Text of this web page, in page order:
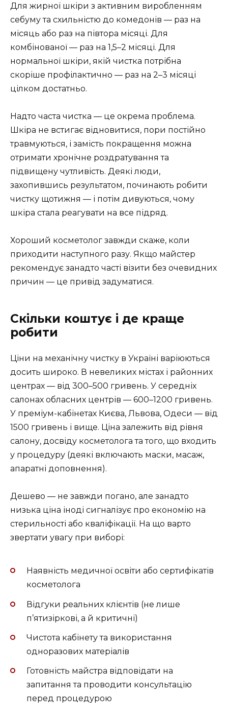
Для жирної шкіри з активним виробленням
себуму та схильністю до комедонів — раз на
місяць або раз на півтора місяці. Для
комбінованої — раз на 1,5–2 місяці. Для
нормальної шкіри, якій чистка потрібна
скоріше профілактично — раз на 2–3 місяці
цілком достатньо.
Надто часта чистка — це окрема проблема.
Шкіра не встигає відновитися, пори постійно
травмуються, і замість покращення можна
отримати хронічне роздратування та
підвищену чутливість. Деякі люди,
захопившись результатом, починають робити
чистку щотижня — і потім дивуються, чому
шкіра стала реагувати на все підряд.
Хороший косметолог завжди скаже, коли
приходити наступного разу. Якщо майстер
рекомендує занадто часті візити без очевидних
причин — це привід задуматися.
Скільки коштує і де краще
робити
Ціни на механічну чистку в Україні варіюються
досить широко. В невеликих містах і районних
центрах — від 300–500 гривень. У середніх
салонах обласних центрів — 600–1200 гривень.
У преміум-кабінетах Києва, Львова, Одеси — від
1500 гривень і вище. Ціна залежить від рівня
салону, досвіду косметолога та того, що входить
у процедуру (деякі включають маски, масаж,
апаратні доповнення).
Дешево — не завжди погано, але занадто
низька ціна іноді сигналізує про економію на
стерильності або кваліфікації. На що варто
звертати увагу при виборі:
Наявність медичної освіти або сертифікатів
косметолога
Відгуки реальних клієнтів (не лише
п’ятизіркові, а й критичні)
Чистота кабінету та використання
одноразових матеріалів
Готовність майстра відповідати на
запитання та проводити консультацію
перед процедурою